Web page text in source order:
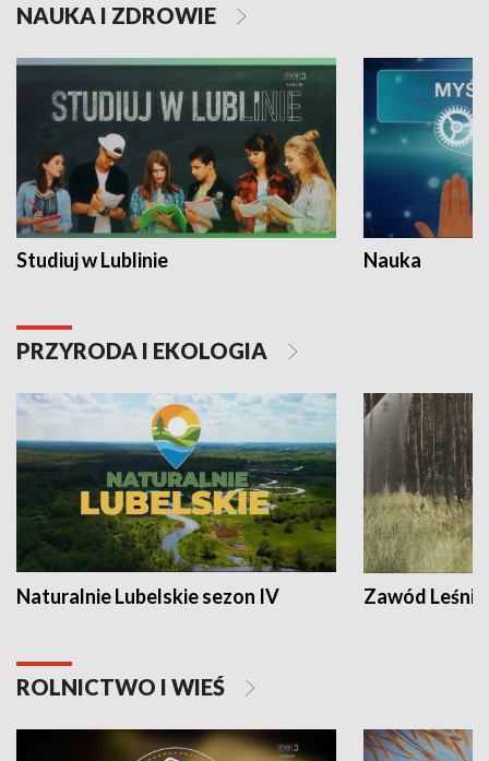
NAUKA I ZDROWIE
Studiuj w Lublinie Nauka
PRZYRODA I EKOLOGIA
Naturalnie Lubelskie sezon IV Zawód Leśnik
ROLNICTWO I WIEŚ